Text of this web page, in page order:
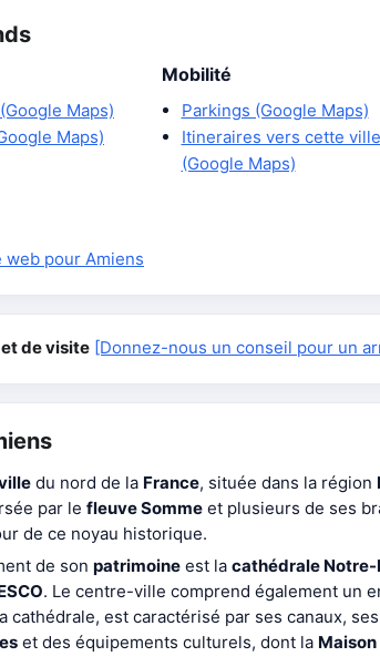
Maps)
Maps)
Mobilité
Parkings (Google Maps)
Itineraires vers cette ville
(Google Maps)
pour Amiens
de visite [Donnez-nous un conseil pour un
du nord de la France, située dans la région
par le fleuve Somme et plusieurs de ses
de ce noyau historique.
de son patrimoine est la cathédrale Notre-
. Le centre-ville comprend également un
cathédrale, est caractérisé par ses canaux,
et des équipements culturels, dont la